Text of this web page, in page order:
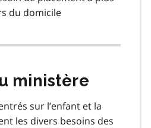
du domicile
ministère
sur l’enfant et la
les divers besoins des